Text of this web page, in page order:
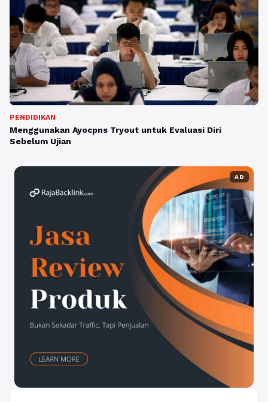
PENDIDIKAN
Menggunakan Ayocpns Tryout untuk Evaluasi Diri
Sebelum Ujian
AD